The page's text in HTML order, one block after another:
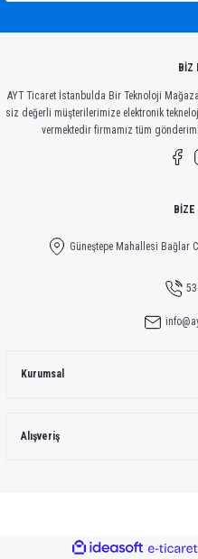
BİZ
AYT Ticaret İstanbulda Bir Teknoloji
siz değerli müşterilerimize elektronik
vermektedir firmamız tüm
BİZE
Güneştepe Mahallesi Bağlar
Kurumsal
Alışveriş
ideasoft